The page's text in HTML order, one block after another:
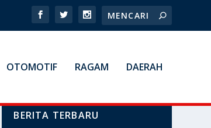
OTOMOTIF RAGAM DAERAH
BERITA TERBARU